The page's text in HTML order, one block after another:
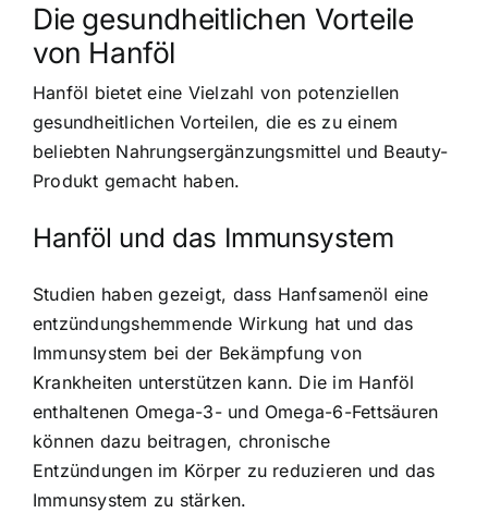
Die gesundheitlichen Vorteile
von Hanföl
Hanföl bietet eine Vielzahl von potenziellen
gesundheitlichen Vorteilen, die es zu einem
beliebten Nahrungsergänzungsmittel und Beauty-
Produkt gemacht haben.
Hanföl und das Immunsystem
Studien haben gezeigt, dass Hanfsamenöl eine
entzündungshemmende Wirkung hat und das
Immunsystem bei der Bekämpfung von
Krankheiten unterstützen kann. Die im Hanföl
enthaltenen Omega-3- und Omega-6-Fettsäuren
können dazu beitragen, chronische
Entzündungen im Körper zu reduzieren und das
Immunsystem zu stärken.